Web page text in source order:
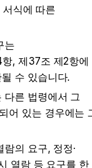
식에 따른
는
항, 제37조 제2항에
수 있습니다.
다른 법령에서 그
어 있는 경우에는
의 요구, 정정·
열람 등 요구를 한